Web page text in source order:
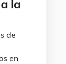
la
de
en